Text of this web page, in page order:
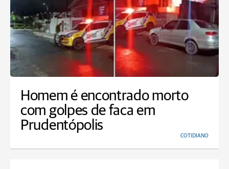
Homem é encontrado morto
com golpes de faca em
Prudentópolis
COTIDIANO